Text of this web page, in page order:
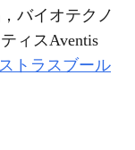
バイオテクノ
ィスAventis
ストラスブール